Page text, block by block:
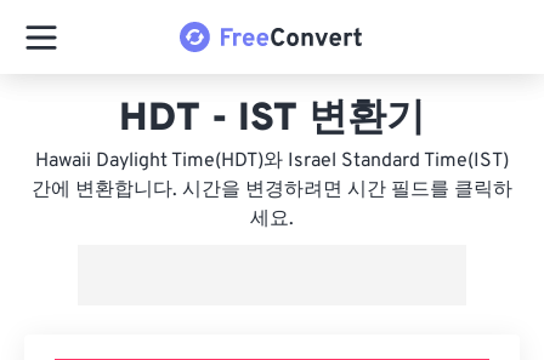
HDT - IST 변환기
Hawaii Daylight Time(HDT)와 Israel Standard Time(IST)
간에 변환합니다. 시간을 변경하려면 시간 필드를 클릭하
세요.